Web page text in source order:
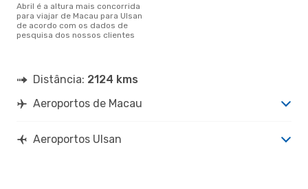
abril é a altura mais concorrida
para viajar de Macau para Ulsan
de acordo com os dados de
pesquisa dos nossos clientes
Distância: 2124 kms
Aeroportos de Macau
Aeroportos Ulsan